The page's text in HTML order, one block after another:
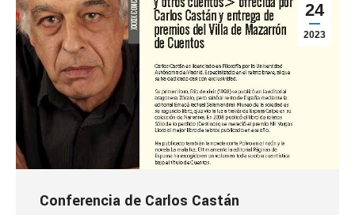
24
2023
Conferencia de Carlos Castán